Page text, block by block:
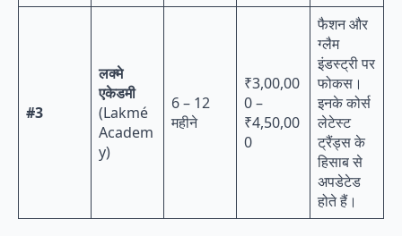
#3
लक्मे
एकेडमी
(Lakmé
Academ
y)
6 – 12
महीने
₹3,00,00
0 –
₹4,50,00
0
फैशन और
ग्लैम
इंडस्ट्री पर
फोकस।
इनके कोर्स
लेटेस्ट
ट्रैंड्स के
हिसाब से
अपडेटेड
होते हैं।